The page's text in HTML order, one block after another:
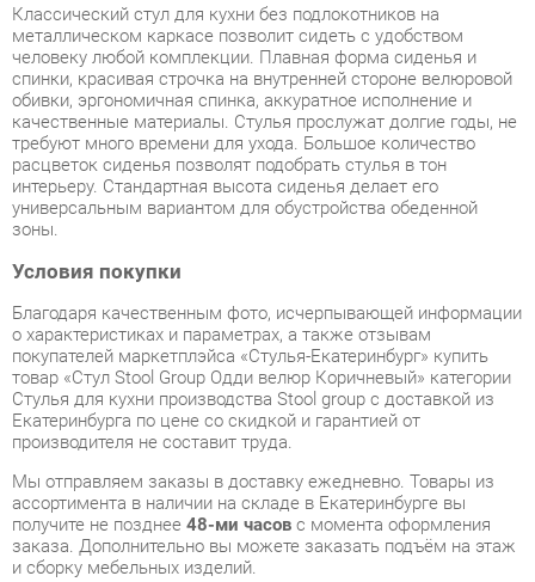
обивки, эргономичная спинка, аккуратное исполнение и
качественные материалы. Стулья прослужат долгие годы, не
требуют много времени для ухода. Большое количество
расцветок сиденья позволят подобрать стулья в тон
интерьеру. Стандартная высота сиденья делает его
универсальным вариантом для обустройства обеденной
зоны.
Условия покупки
Благодаря качественным фото, исчерпывающей информации
о характеристиках и параметрах, а также отзывам
товар «Стул Stool Group Одди велюр Коричневый» категории
Екатеринбурга по цене со скидкой и гарантией от
производителя не составит труда.
Мы отправляем заказы в доставку ежедневно. Товары из
ассортимента в наличии на складе в Екатеринбурге вы
получите не позднее48-ми часовс момента оформления
заказа. Дополнительно вы можете заказать подъём на этаж
Срок доставки в другие регионы, и для товаров, находящихся
на складах производителей, рассчитывается индивидуально.
Уточнить наличие, срок и стоимость доставки вы можете
через формуобратной связи.